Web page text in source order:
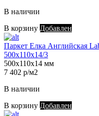
В наличии
В корзину Добавлен
Паркет Елка Английская
500х110х14/3
500х110х14 мм
7 402 р/м2
В наличии
В корзину Добавлен